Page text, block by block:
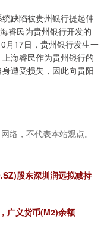
缺陷被贵州银行提起仲
睿民为贵州银行开发的
月17日，贵州银行发生一
海睿民作为贵州银行的
遭受损失，因此向贵阳
络，不代表本站观点。
股东深圳润远拟减持
广义货币(M2)余额